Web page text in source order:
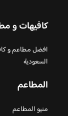
كافيهات و
افضل مطاعم و
السعودية
المطاعم
منيو المطاعم